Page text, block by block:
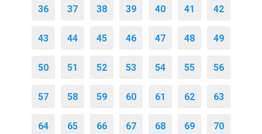
36 37 38 39 40 41 42
43 44 45 46 47 48 49
50 51 52 53 54 55 56
57 58 59 60 61 62 63
64 65 66 67 68 69 70